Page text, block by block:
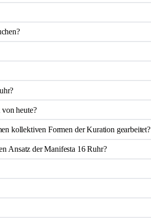
heute?
kollektiven Formen der Kuration gearbeitet?
Ansatz der Manifesta 16 Ruhr?